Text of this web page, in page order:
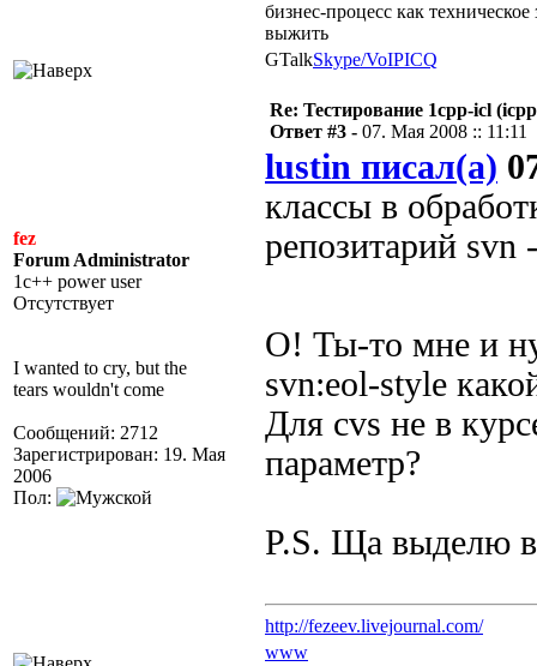
бизнес-процесс как
выжить
GTalkSkype/VoIPICQ
fez
Forum Administrator
1c++ power user
Отсутствует
I wanted to cry, but the
tears wouldn't come
Сообщений: 2712
Зарегистрирован: 19. Мая
2006
Пол:
Re: Тестирование 1cpp-icl
Ответ #3 - 07. Мая 2008 :: 11:11
lustin писал(а)
классы в
репозитарий
О! Ты-то мне и
svn:eol-style
Для cvs не в
параметр?
P.S. Ща выделю в
http://fezeev.livejournal.com/
www